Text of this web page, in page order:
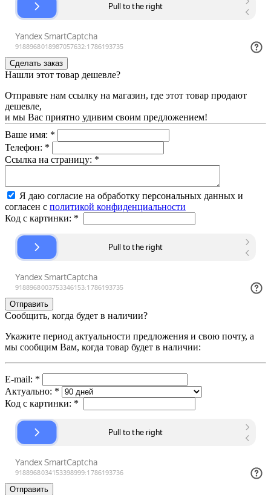
Нашли этот товар дешевле?
Отправьте нам ссылку на магазин, где этот товар продают
дешевле,
и мы Вас приятно удивим своим предложением!
Ваше имя: *
Телефон: *
Ссылка на страницу: *
Я даю согласие на обработку персональных данных и
согласен с политикой конфиденциальности
Код с картинки: *
Сообщить, когда будет в наличии?
Укажите период актуальности предложения и свою почту, а
мы сообщим Вам, когда товар будет в наличии:
E-mail: *
Актуально: *
Код с картинки: *